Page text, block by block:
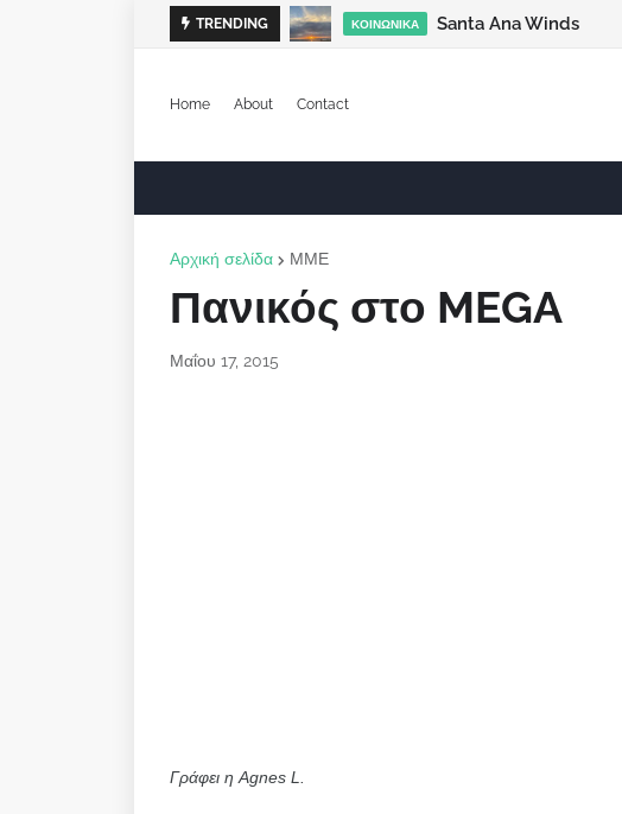
TRENDING ΚΟΙΝΩΝΙΚΆ Santa Ana Winds
Home About Contact
Αρχική σελίδα ΜΜΕ
Πανικός στο MEGA
Μαΐου 17, 2015
Γράφει η Agnes L.